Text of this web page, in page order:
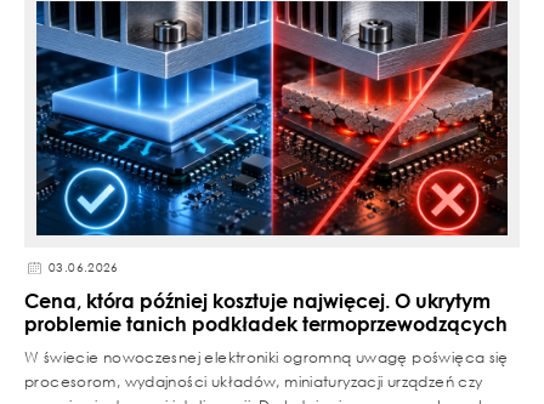
03.06.2026
Cena, która później kosztuje najwięcej. O ukrytym
problemie tanich podkładek termoprzewodzących
W świecie nowoczesnej elektroniki ogromną uwagę poświęca się
procesorom, wydajności układów, miniaturyzacji urządzeń czy